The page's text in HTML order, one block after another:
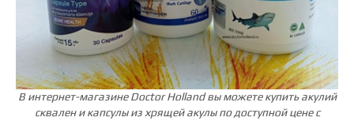
В интернет-магазине Doctor Holland вы можете купить акулий
сквален и капсулы из хрящей акулы по доступной цене с